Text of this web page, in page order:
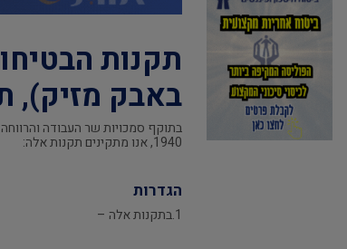
תקנות
באבק מזיק),
1940, אנו מתקינים תקנות אלה:
הגדרות
1.בתקנות אלה –